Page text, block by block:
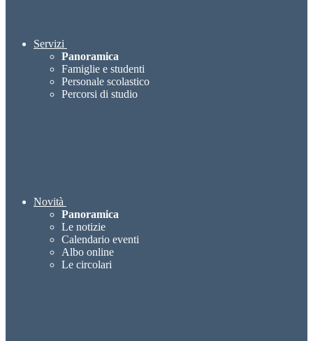
Servizi
Panoramica
Famiglie e studenti
Personale scolastico
Percorsi di studio
Novità
Panoramica
Le notizie
Calendario eventi
Albo online
Le circolari